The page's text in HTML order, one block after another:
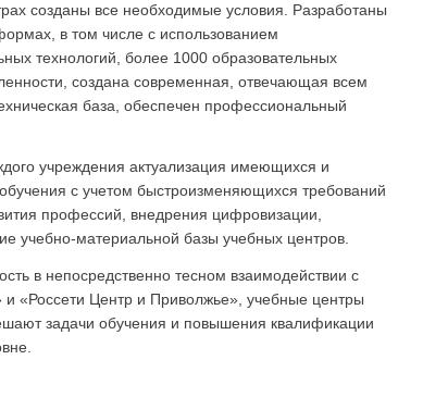
созданы все необходимые условия. Разработаны
в том числе с использованием
технологий, более 1000 образовательных
создана современная, отвечающая всем
база, обеспечен профессиональный
учреждения актуализация имеющихся и
с учетом быстроизменяющихся требований
профессий, внедрения цифровизации,
учебно-материальной базы учебных центров.
в непосредственно тесном взаимодействии с
«Россети Центр и Приволжье», учебные центры
задачи обучения и повышения квалификации